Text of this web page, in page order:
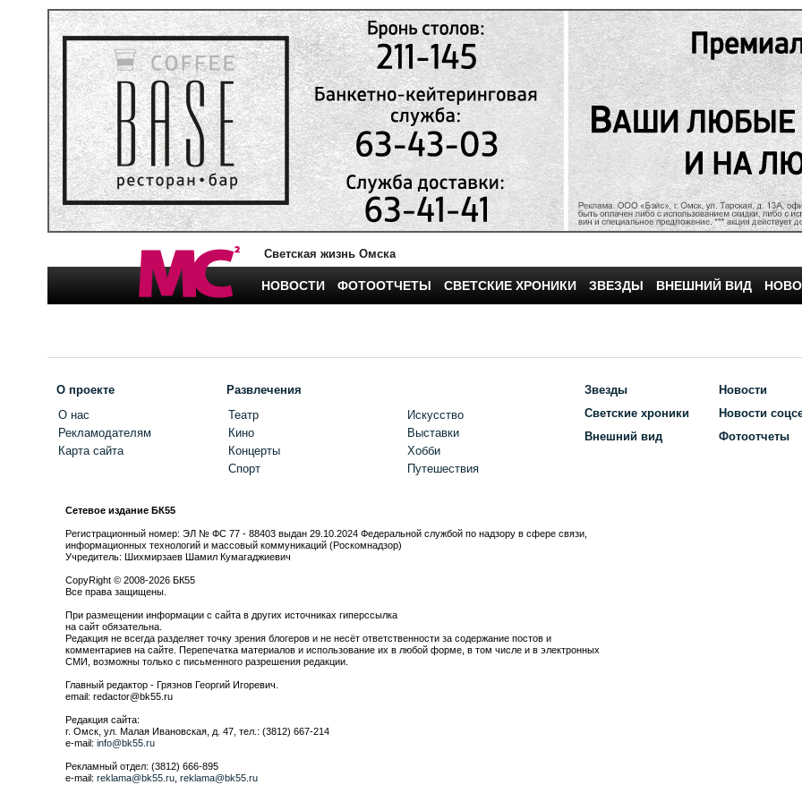
Светская жизнь Омска
НОВОСТИ ФОТООТЧЕТЫ СВЕТСКИЕ ХРОНИКИ ЗВЕЗДЫ ВНЕШНИЙ ВИД
О проекте
О нас
Рекламодателям
Карта сайта
Развлечения
Театр
Кино
Концерты
Спорт
Искусство
Выставки
Хобби
Путешествия
Звезды
Светские хроники
Внешний вид
Новости
Новости
Фотоотчеты
Сетевое издание БК55
Регистрационный номер: ЭЛ № ФС 77 - 88403 выдан 29.10.2024 Федеральной службой по надзору в сфере связи,
информационных технологий и массовый коммуникаций (Роскомнадзор)
Учредитель: Шихмирзаев Шамил Кумагаджиевич
CopyRight © 2008-2026 БК55
Все права защищены.
При размещении информации с сайта в других источниках гиперссылка
на сайт обязательна.
Редакция не всегда разделяет точку зрения блогеров и не несёт ответственности за содержание постов и
комментариев на сайте. Перепечатка материалов и использование их в любой форме, в том числе и в электронных
СМИ, возможны только с письменного разрешения редакции.
Главный редактор - Грязнов Георгий Игоревич.
email: redactor@bk55.ru
Редакция сайта:
г. Омск, ул. Малая Ивановская, д. 47, тел.: (3812) 667-214
e-mail: info@bk55.ru
Рекламный отдел: (3812) 666-895
e-mail: reklama@bk55.ru reklama@bk55.ru